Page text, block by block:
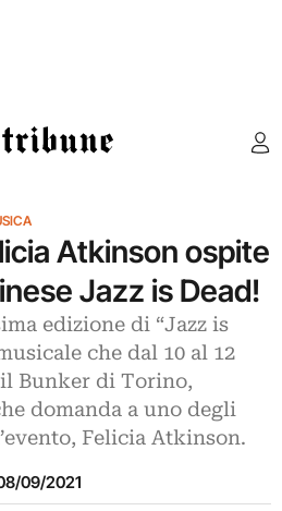
Atkinson ospite
Jazz is Dead!
edizione di “Jazz is
che dal 10 al 12
Bunker di Torino,
domanda a uno degli
Felicia Atkinson.
09/2021